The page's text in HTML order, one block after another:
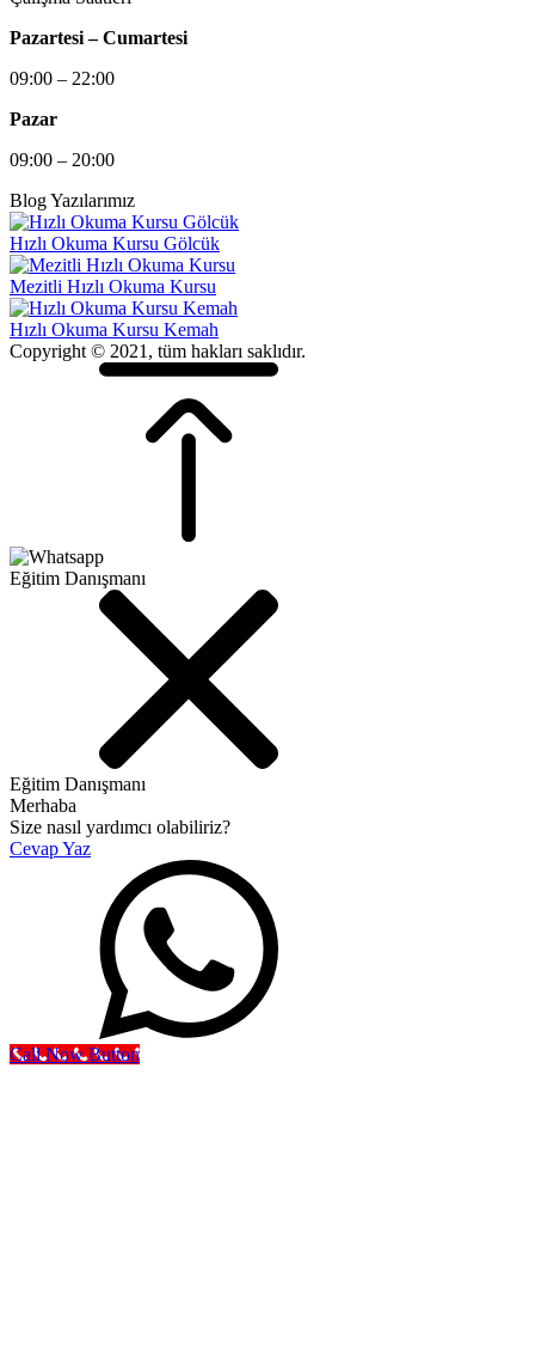
Pazartesi – Cumartesi
09:00 – 22:00
Pazar
09:00 – 20:00
Blog Yazılarımız
Hızlı Okuma Kursu Gölcük
Mezitli Hızlı Okuma Kursu
Hızlı Okuma Kursu Kemah
Copyright © 2021, tüm hakları saklıdır.
Eğitim Danışmanı
Eğitim Danışmanı
Merhaba
Size nasıl yardımcı olabiliriz?
Cevap Yaz
Call Now Button